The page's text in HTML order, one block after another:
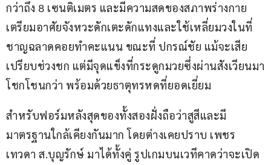
กว่าถึง 8 เซนติเมตร และมีความสดของสภาพร่างกาย
เตรียมอาศัยจังหวะดักเตะดักแทงและใช้เหลี่ยมวงในที่
ชาญฉลาดคอยทำคะแนน ขณะที่ ปกรณ์ชัย แม้จะเสีย
เปรียบช่วงชก แต่มีจุดแข็งที่กระดูกมวยซึ่งผ่านสังเวียนมา
โชกโชนกว่า พร้อมด้วยธาตุทรหดที่ยอดเยี่ยม
สำหรับฟอร์มหลังสุดของทั้งสองฝั่งถือว่าสูสีและมี
มาตรฐานใกล้เคียงกันมาก โดยต่างเคยปราบ เพชร
เทวดา ส.บุญรักษ์ มาได้ทั้งคู่ รูปเกมบนเวทีคาดว่าจะเปิด